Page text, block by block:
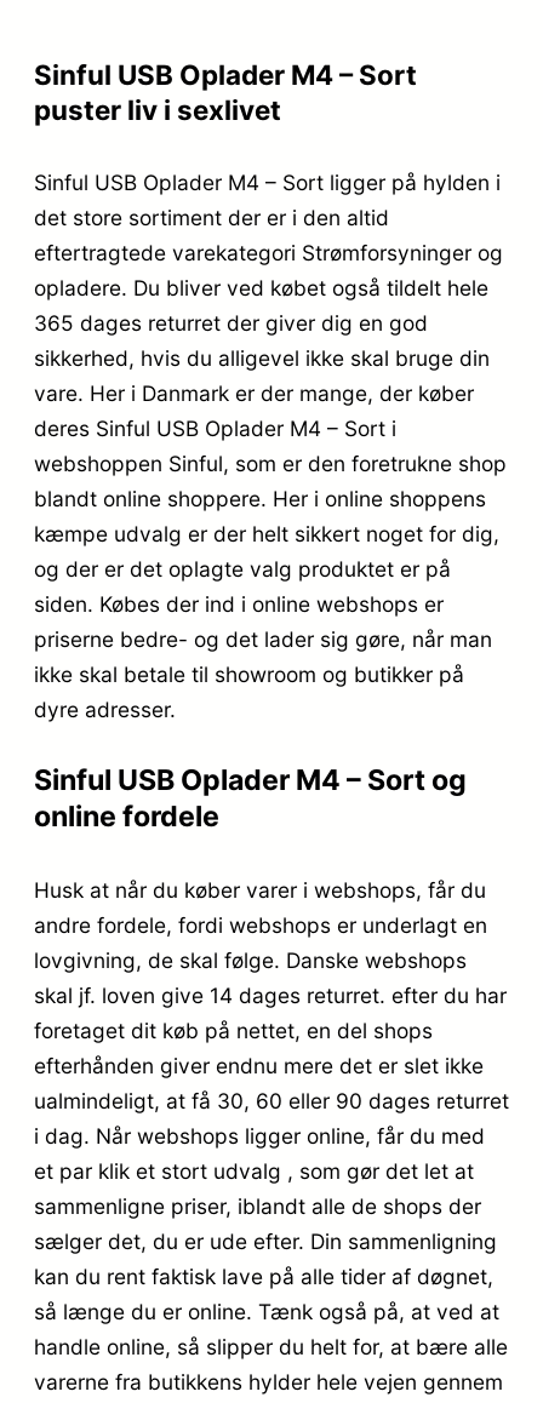
Sinful USB Oplader M4 – Sort
puster liv i sexlivet
Sinful USB Oplader M4 – Sort ligger på hylden i
det store sortiment der er i den altid
eftertragtede varekategori Strømforsyninger og
opladere. Du bliver ved købet også tildelt hele
365 dages returret der giver dig en god
sikkerhed, hvis du alligevel ikke skal bruge din
vare. Her i Danmark er der mange, der køber
deres Sinful USB Oplader M4 – Sort i
webshoppen Sinful, som er den foretrukne shop
blandt online shoppere. Her i online shoppens
kæmpe udvalg er der helt sikkert noget for dig,
og der er det oplagte valg produktet er på
siden. Købes der ind i online webshops er
priserne bedre- og det lader sig gøre, når man
ikke skal betale til showroom og butikker på
dyre adresser.
Sinful USB Oplader M4 – Sort og
online fordele
Husk at når du køber varer i webshops, får du
andre fordele, fordi webshops er underlagt en
lovgivning, de skal følge. Danske webshops
skal jf. loven give 14 dages returret. efter du har
foretaget dit køb på nettet, en del shops
efterhånden giver endnu mere det er slet ikke
ualmindeligt, at få 30, 60 eller 90 dages returret
i dag. Når webshops ligger online, får du med
et par klik et stort udvalg , som gør det let at
sammenligne priser, iblandt alle de shops der
sælger det, du er ude efter. Din sammenligning
kan du rent faktisk lave på alle tider af døgnet,
så længe du er online. Tænk også på, at ved at
handle online, så slipper du helt for, at bære alle
varerne fra butikkens hylder hele vejen gennem